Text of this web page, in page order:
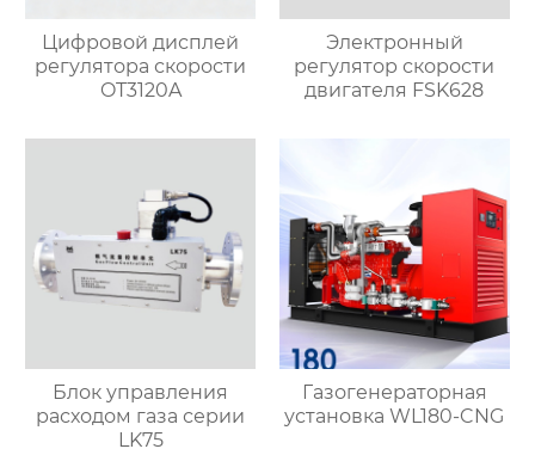
Цифровой дисплей
регулятора скорости
OT3120A
Электронный
регулятор скорости
двигателя FSK628
Блок управления
расходом газа серии
LK75
Газогенераторная
установка WL180-CNG